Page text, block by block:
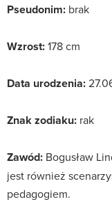
Pseudonim: brak
Wzrost:178 cm
Data urodzenia:
Znak zodiaku: rak
Zawód: Bogusław
jest również
pedagogiem.